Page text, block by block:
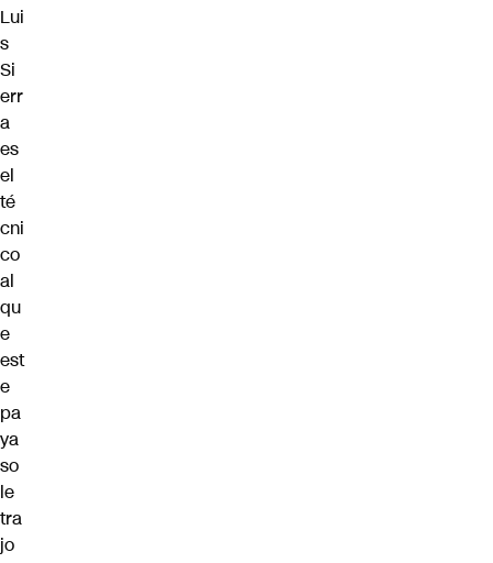
Lui
s
Si
err
a
es
el
té
cni
co
al
qu
e
est
e
pa
ya
so
le
tra
jo